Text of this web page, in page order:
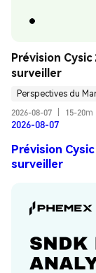
Prévision
surveiller
Perspectives du
2026-08-07
15-20m
2026-08-07
Prévision
surveiller